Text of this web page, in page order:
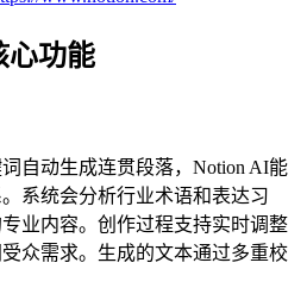
心功能
自动生成连贯段落，Notion AI能
系统会分析行业术语和表达习
业内容。创作过程支持实时调整
众需求。生成的文本通过多重校